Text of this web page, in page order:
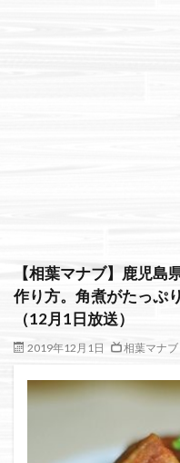
【相葉マナブ】鹿児
作り方。角煮がたっぷ
（12月1日放送）
2019年12月1日 相葉マナブ